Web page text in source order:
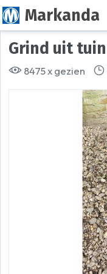
Markanda
grind uit tuin
8475 x gezien